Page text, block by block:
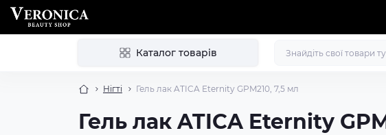
Каталог товарів
Нігті Гель лак ATICA Eternity GPM210, 7,5 мл
Гель лак ATICA Eternity